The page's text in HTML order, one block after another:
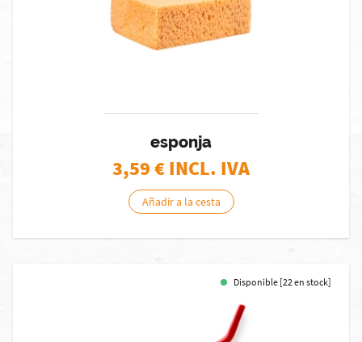
esponja
3,59€ INCL. IVA
Añadir a la cesta
Disponible [22 en stock]